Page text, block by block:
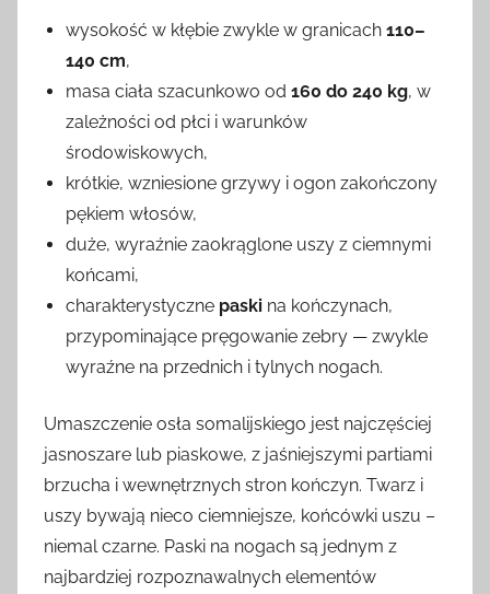
wysokość w kłębie zwykle w granicach 110–
140 cm,
masa ciała szacunkowo od 160 do 240 kg, w
zależności od płci i warunków
środowiskowych,
krótkie, wzniesione grzywy i ogon zakończony
pękiem włosów,
duże, wyraźnie zaokrąglone uszy z ciemnymi
końcami,
charakterystyczne paski na kończynach,
przypominające pręgowanie zebry — zwykle
wyraźne na przednich i tylnych nogach.
Umaszczenie osła somalijskiego jest najczęściej
jasnoszare lub piaskowe, z jaśniejszymi partiami
brzucha i wewnętrznych stron kończyn. Twarz i
uszy bywają nieco ciemniejsze, końcówki uszu –
niemal czarne. Paski na nogach są jednym z
najbardziej rozpoznawalnych elementów